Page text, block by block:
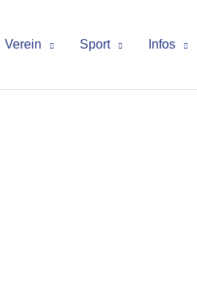
Verein Sport Infos